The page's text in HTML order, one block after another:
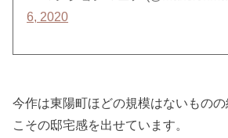
6, 2020
今作は東陽町ほどの規模はないもの
こその邸宅感を出せています。